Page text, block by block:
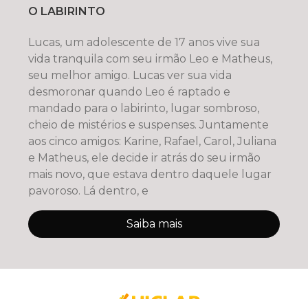
O LABIRINTO
Lucas, um adolescente de 17 anos vive sua
vida tranquila com seu irmão Leo e Matheus,
seu melhor amigo. Lucas ver sua vida
desmoronar quando Leo é raptado e
mandado para o labirinto, lugar sombroso,
cheio de mistérios e suspenses. Juntamente
aos cinco amigos: Karine, Rafael, Carol, Juliana
e Matheus, ele decide ir atrás do seu irmão
mais novo, que estava dentro daquele lugar
pavoroso. Lá dentro, e
Saiba mais